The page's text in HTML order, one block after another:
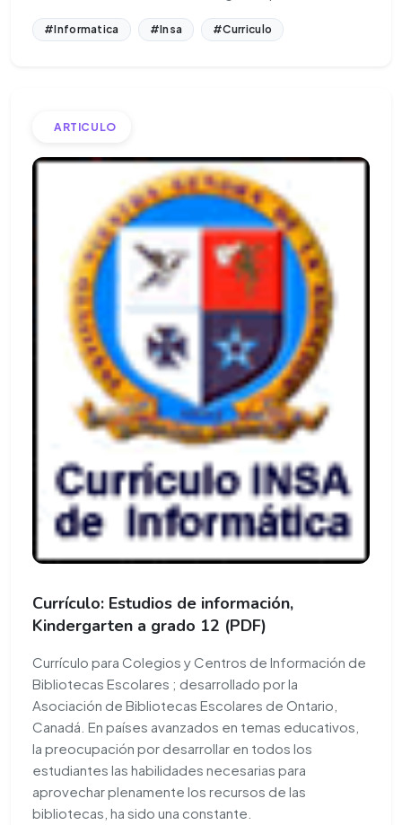
#Informatica #Insa #Curriculo
ARTICULO
Currículo: Estudios de información,
Kindergarten a grado 12 (PDF)
Currículo para Colegios y Centros de Información de
Bibliotecas Escolares ; desarrollado por la
Asociación de Bibliotecas Escolares de Ontario,
Canadá. En países avanzados en temas educativos,
la preocupación por desarrollar en todos los
estudiantes las habilidades necesarias para
aprovechar plenamente los recursos de las
bibliotecas, ha sido una constante.